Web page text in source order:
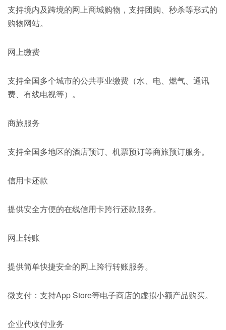
支持境内及跨境的网上商城购物，支持团购、秒杀等形式的
购物网站。
网上缴费
支持全国多个城市的公共事业缴费（水、电、燃气、通讯
费、有线电视等）。
商旅服务
支持全国多地区的酒店预订、机票预订等商旅预订服务。
信用卡还款
提供安全方便的在线信用卡跨行还款服务。
网上转账
提供简单快捷安全的网上跨行转账服务。
微支付：支持App Store等电子商店的虚拟小额产品购买。
企业代收付业务